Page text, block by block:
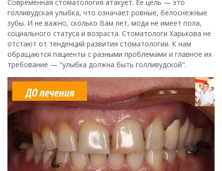
Современная стоматология атакует. Ее цель — это
голливудская улыбка, что означает ровные, белоснежные
зубы. И не важно, сколько Вам лет, мода не имеет пола,
социального статуса и возраста. Стоматологи Харькова не
отстают от тенденций развития стоматологии. К нам
обращаются пациенты с разными проблемами и главное их
требование — "улыбка должна быть голливудской".